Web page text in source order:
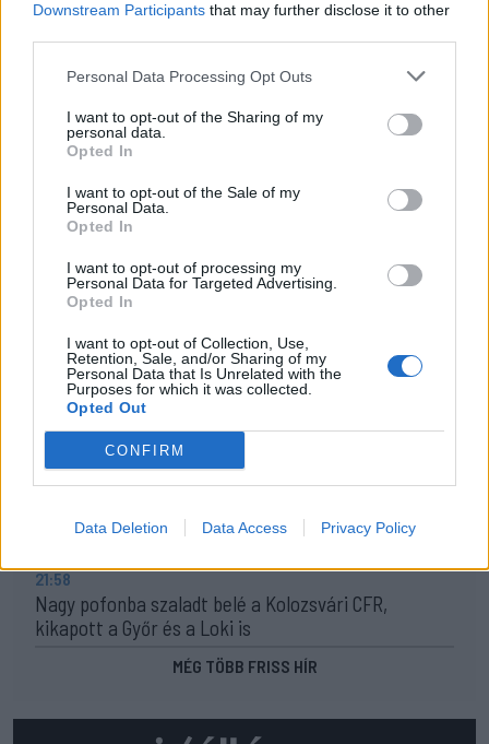
Downstream Participants that may further disclose it to other
Personal Data Processing Opt Outs
I want to opt-out of the Sharing of my
personal data.
Opted In
I want to opt-out of the Sale of my
Personal Data.
Opted In
I want to opt-out of processing my
Personal Data for Targeted Advertising.
Opted In
I want to opt-out of Collection, Use,
Retention, Sale, and/or Sharing of my
Personal Data that Is Unrelated with the
Purposes for which it was collected.
Opted Out
CONFIRM
Data Deletion Data Access Privacy Policy
23:18
Látványos meccs nyitotta a Szuperliga negyedik
Egyetlen székelyföldi résztvevő lesz a futsal 2.
Ligában
15:07
A Gyergyói VSK az ASA ellen folytatja a kupában
Súlyos veszteség, kilenc hónapra eltiltották a Sepsi
OSK csapatkapitányát
Új sportággal ismerkedhet meg Székelyudvarhely,
nemzetközi diszkgolf-versenyt rendeznek
11:29
Stabil védekezés és céltudatos támadás – így
készült a Farul ellen az FK
Kezdődik az újabb fociforduló – pénteken a tévében
21:58
Nagy pofonba szaladt belé a Kolozsvári CFR,
kikapott a Győr és a Loki is
MÉG TÖBB FRISS HÍR